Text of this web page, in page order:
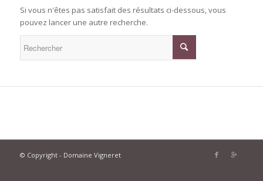
Si vous n'êtes pas satisfait des résultats ci-dessous, vous
pouvez lancer une autre recherche.
© Copyright - Domaine Vigneret